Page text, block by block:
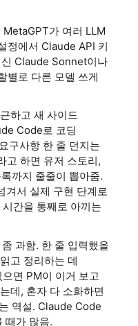
가 여러 LLM
정에서 Claude API 키
Claude Sonnet이나
별로 다른 모델 쓰게
하고 새 사이드
Code로 코딩
구사항 한 줄 던지는
고 하면 유저 스토리,
까지 줄줄이 뽑아줌.
겨서 실제 구현 단계로
간을 통째로 아끼는
과함. 한 줄 입력했을
고 정리하는 데
면 PM이 이거 보고
데, 혼자 다 소화하면
역설. Claude Code
때가 많음.